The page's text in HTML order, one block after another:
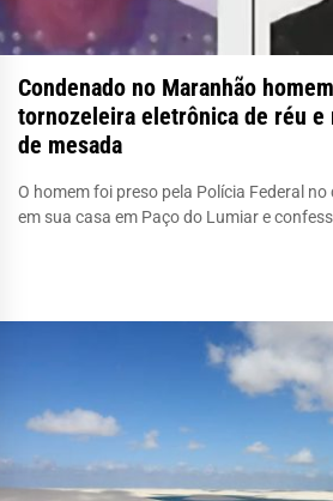
Condenado no Maranhão
tornozeleira eletrônica de réu e
de mesada
O homem foi preso pela Polícia Federal no
em sua casa em Paço do Lumiar e